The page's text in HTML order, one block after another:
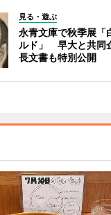
見る・遊ぶ
永青文庫で秋季展「
ルド」 早大と共同
長文書も特別公開